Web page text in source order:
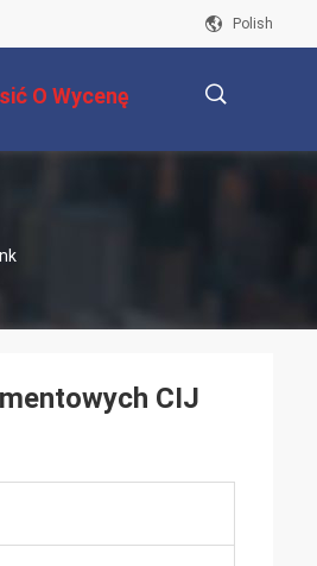
Polish
O Wycenę
CIJ